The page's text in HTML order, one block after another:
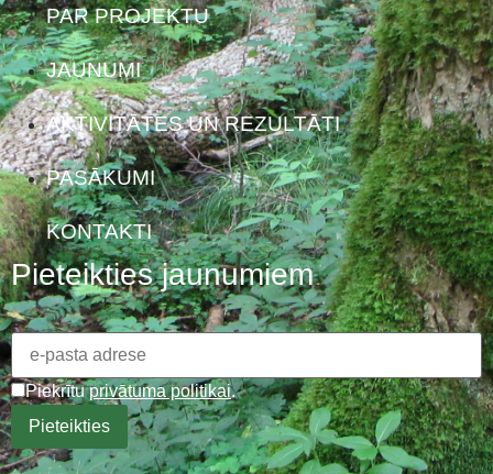
PAR PROJEKTU
JAUNUMI
AKTIVITĀTES UN REZULTĀTI
PASĀKUMI
KONTAKTI
Pieteikties jaunumiem
Piekrītuprivātuma politikai.